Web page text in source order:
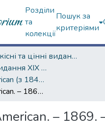
Розділи
та
колекції
Пошук за
критеріями
9. Рідкісні та цінні видання
Періодичні видання ХІХ ст.
Scientific American (з 1845 р.)
Scientific American. – 1869. – Vol. 20, № 26
– 1869.